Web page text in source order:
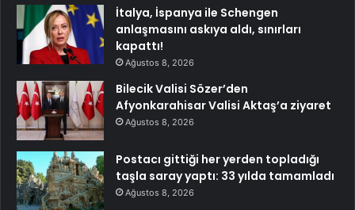
İtalya, İspanya ile Schengen
anlaşmasını askıya aldı, sınırları
kapattı!
Ağustos 8, 2026
Bilecik Valisi Sözer’den
Afyonkarahisar Valisi Aktaş’a ziyaret
Ağustos 8, 2026
Postacı gittiği her yerden topladığı
taşla saray yaptı: 33 yılda tamamladı
Ağustos 8, 2026